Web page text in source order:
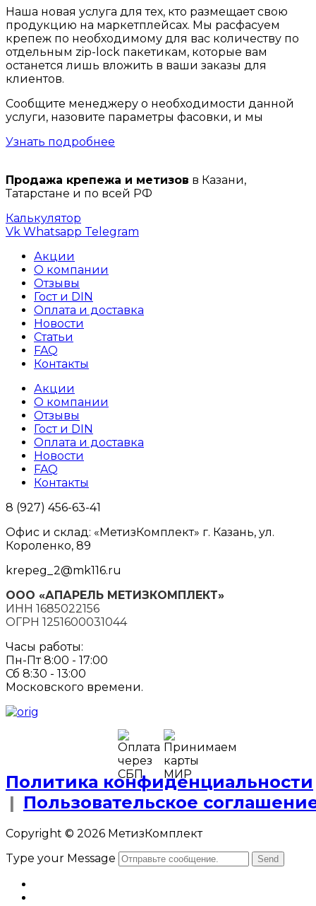
Наша новая услуга для тех, кто размещает свою
продукцию на маркетплейсах. Мы расфасуем
крепеж по необходимому для вас количеству по
отдельным zip-lock пакетикам, которые вам
останется лишь вложить в ваши заказы для
клиентов.
Сообщите менеджеру о необходимости данной
услуги, назовите параметры фасовки, и мы
Узнать подробнее
Продажа крепежа и метизов в Казани,
Татарстане и по всей РФ
Калькулятор
Vk Whatsapp Telegram
Акции
О компании
Отзывы
Гост и DIN
Оплата и доставка
Новости
Статьи
FAQ
Контакты
Акции
О компании
Отзывы
Гост и DIN
Оплата и доставка
Новости
FAQ
Контакты
8 (927) 456-63-41
Офис и склад: «МетизКомплект» г. Казань, ул.
Короленко, 89
krepeg_2@mk116.ru
ООО «АПАРЕЛЬ МЕТИЗКОМПЛЕКТ»
ИНН 1685022156
ОГРН 1251600031044
Часы работы:
Пн-Пт 8:00 - 17:00
Сб 8:30 - 13:00
Московского времени.
Политика конфиденциальности
| Пользовательское
Copyright © 2026 МетизКомплект
Type your Message
Send